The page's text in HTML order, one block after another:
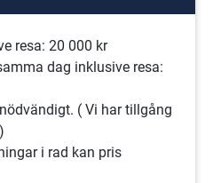
resa: 20 000 kr
dag inklusive resa:
( Vi har tillgång
i rad kan pris